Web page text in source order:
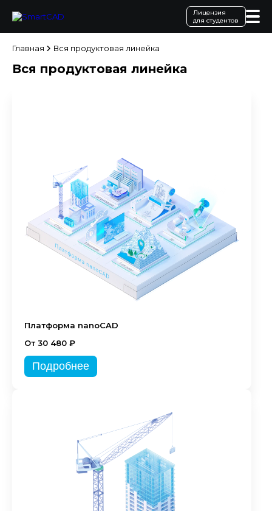
Лицензия
для студентов
Главная Вся продуктовая линейка
Вся продуктовая линейка
Платформа nanoCAD
От 30 480 ₽
Подробнее